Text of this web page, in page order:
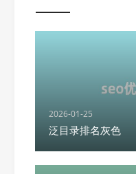
2026-01-25
泛目录排名灰色